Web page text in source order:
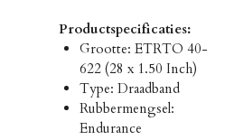
Productspecificaties:
Grootte: ETRTO 40-
622 (28 x 1.50 Inch)
Type: Draadband
Rubbermengsel:
Endurance